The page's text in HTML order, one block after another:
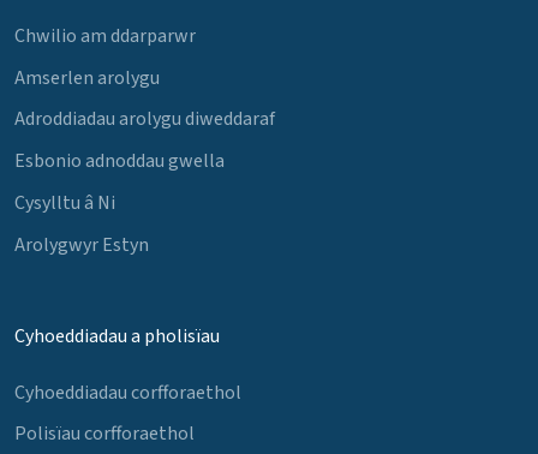
Chwilio am ddarparwr
Amserlen arolygu
Adroddiadau arolygu diweddaraf
Esbonio adnoddau gwella
Cysylltu â Ni
Arolygwyr Estyn
Cyhoeddiadau a pholisïau
Cyhoeddiadau corfforaethol
Polisïau corfforaethol